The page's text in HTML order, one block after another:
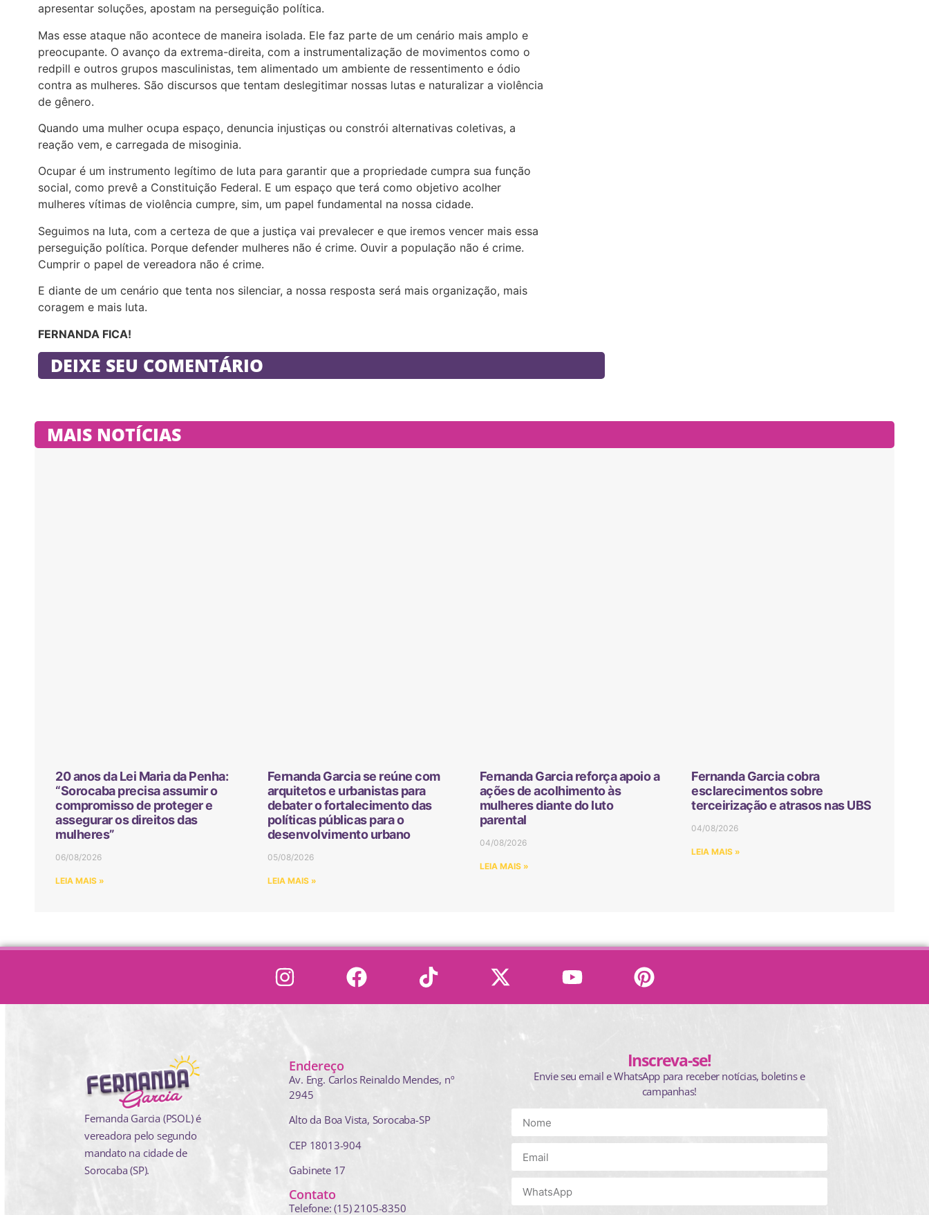
apresentar soluções, apostam na perseguição política.
Mas esse ataque não acontece de maneira isolada. Ele faz parte de um cenário mais amplo e
preocupante. O avanço da extrema-direita, com a instrumentalização de movimentos como o
redpill e outros grupos masculinistas, tem alimentado um ambiente de ressentimento e ódio
contra as mulheres. São discursos que tentam deslegitimar nossas lutas e naturalizar a violência
de gênero.
Quando uma mulher ocupa espaço, denuncia injustiças ou constrói alternativas coletivas, a
reação vem, e carregada de misoginia.
Ocupar é um instrumento legítimo de luta para garantir que a propriedade cumpra sua função
social, como prevê a Constituição Federal. E um espaço que terá como objetivo acolher
mulheres vítimas de violência cumpre, sim, um papel fundamental na nossa cidade.
Seguimos na luta, com a certeza de que a justiça vai prevalecer e que iremos vencer mais essa
perseguição política. Porque defender mulheres não é crime. Ouvir a população não é crime.
Cumprir o papel de vereadora não é crime.
E diante de um cenário que tenta nos silenciar, a nossa resposta será mais organização, mais
coragem e mais luta.
FERNANDA FICA!
DEIXE SEU COMENTÁRIO
MAIS NOTÍCIAS
20 anos da Lei Maria da Penha:
“Sorocaba precisa assumir o
compromisso de proteger e
assegurar os direitos das
mulheres”
06/08/2026
LEIA MAIS »
Fernanda Garcia se reúne com
arquitetos e urbanistas para
debater o fortalecimento das
políticas públicas para o
desenvolvimento urbano
05/08/2026
LEIA MAIS »
Fernanda Garcia reforça apoio a
ações de acolhimento às
mulheres diante do luto
parental
04/08/2026
LEIA MAIS »
Fernanda Garcia cobra
esclarecimentos sobre
terceirização e atrasos nas UBS
04/08/2026
LEIA MAIS »
Fernanda Garcia (PSOL) é
vereadora pelo segundo
mandato na cidade de
Sorocaba (SP).
Endereço
Av. Eng. Carlos Reinaldo Mendes, nº
2945
Alto da Boa Vista, Sorocaba-SP
CEP 18013-904
Gabinete 17
Contato
Telefone: (15) 2105-8350
Inscreva-se!
Envie seu email e WhatsApp para receber notícias, boletins e
campanhas!